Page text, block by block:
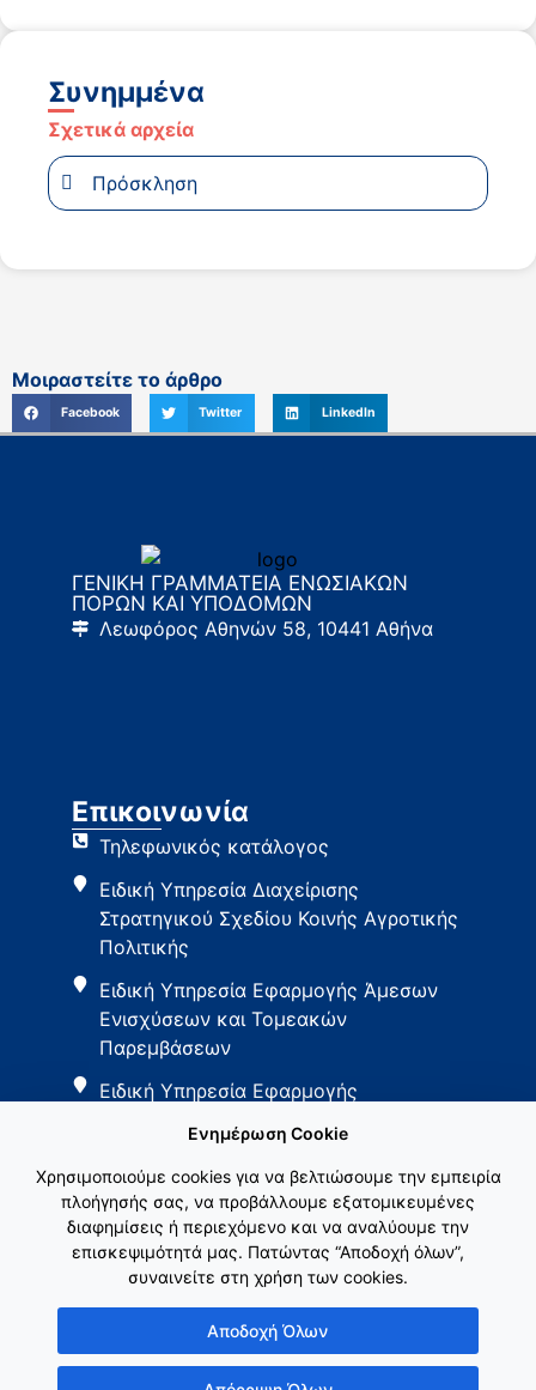
Συνημμένα
Σχετικά αρχεία
Πρόσκληση
Μοιραστείτε το άρθρο
Facebook Twitter LinkedIn
ΓΕΝΙΚΗ ΓΡΑΜΜΑΤΕΙΑ ΕΝΩΣΙΑΚΩΝ
ΠΟΡΩΝ ΚΑΙ ΥΠΟΔΟΜΩΝ
Λεωφόρος Αθηνών 58, 10441 Αθήνα
Επικοινωνία
Τηλεφωνικός κατάλογος
Ειδική Υπηρεσία Διαχείρισης
Στρατηγικού Σχεδίου Κοινής Αγροτικής
Πολιτικής
Ειδική Υπηρεσία Εφαρμογής Άμεσων
Ενισχύσεων και Τομεακών
Παρεμβάσεων
Ειδική Υπηρεσία Εφαρμογής
Εθνικό Δίκτυο ΚΑΠ
Ενημέρωση Cookie
Χρησιμοποιούμε cookies για να βελτιώσουμε την εμπειρία
πλοήγησής σας, να προβάλλουμε εξατομικευμένες
διαφημίσεις ή περιεχόμενο και να αναλύουμε την
επισκεψιμότητά μας. Πατώντας “Αποδοχή όλων”,
συναινείτε στη χρήση των cookies.
Αποδοχή Όλων